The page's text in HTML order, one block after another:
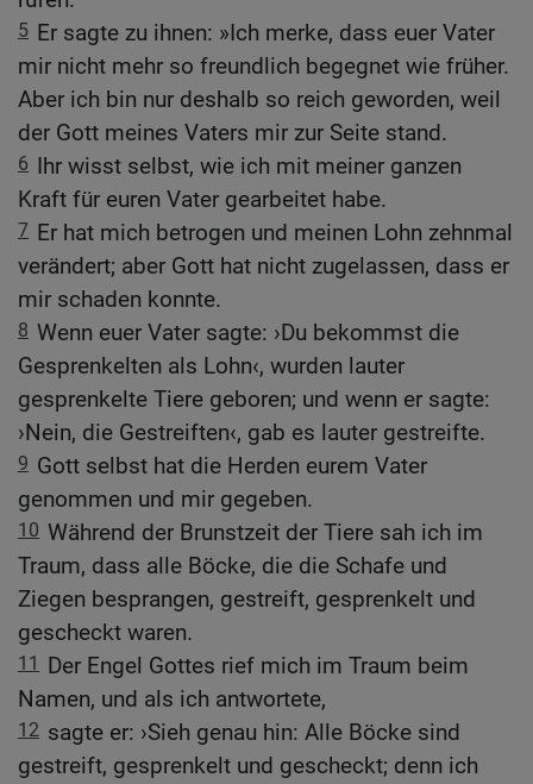
5 Er sagte zu ihnen: »Ich merke, dass euer Vater
mir nicht mehr so freundlich begegnet wie früher.
Aber ich bin nur deshalb so reich geworden, weil
der Gott meines Vaters mir zur Seite stand.
6 Ihr wisst selbst, wie ich mit meiner ganzen
Kraft für euren Vater gearbeitet habe.
7 Er hat mich betrogen und meinen Lohn zehnmal
verändert; aber Gott hat nicht zugelassen, dass er
mir schaden konnte.
8 Wenn euer Vater sagte: ›Du bekommst die
Gesprenkelten als Lohn‹, wurden lauter
gesprenkelte Tiere geboren; und wenn er sagte:
›Nein, die Gestreiften‹, gab es lauter gestreifte.
9 Gott selbst hat die Herden eurem Vater
genommen und mir gegeben.
10 Während der Brunstzeit der Tiere sah ich im
Traum, dass alle Böcke, die die Schafe und
Ziegen besprangen, gestreift, gesprenkelt und
gescheckt waren.
11
Der Engel Gottes rief mich im Traum beim
Namen, und als ich antwortete,
12 sagte er: ›Sieh genau hin: Alle Böcke sind
gestreift, gesprenkelt und gescheckt; denn ich